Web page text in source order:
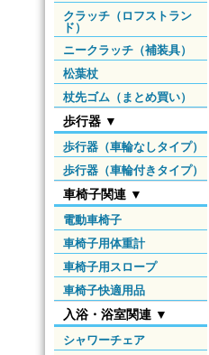
クラッチ（ロフストラン
ド）
ニークラッチ（補装具）
松葉杖
杖先ゴム（まとめ買い）
歩行器 ▼
歩行器（車輪なしタイプ）
歩行器（車輪付きタイプ）
車椅子関連 ▼
電動車椅子
車椅子用体重計
車椅子用スロープ
車椅子快適用品
入浴・浴室関連 ▼
シャワーチェア